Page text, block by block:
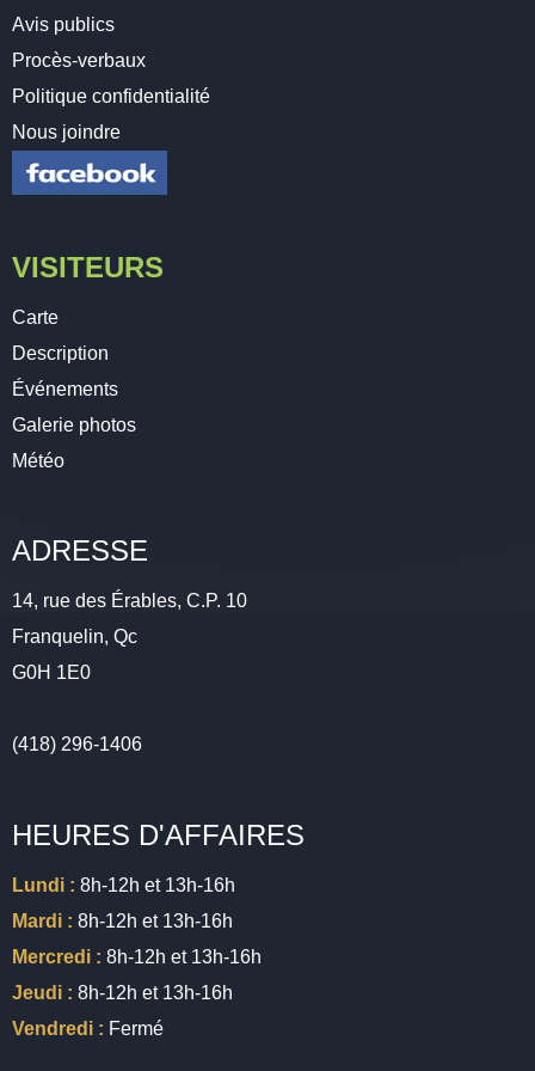
Avis publics
Procès-verbaux
Politique confidentialité
Nous joindre
VISITEURS
Carte
Description
Événements
Galerie photos
Météo
ADRESSE
14, rue des Érables, C.P. 10
Franquelin, Qc
G0H 1E0
(418) 296-1406
HEURES D'AFFAIRES
Lundi : 8h-12h et 13h-16h
Mardi : 8h-12h et 13h-16h
Mercredi : 8h-12h et 13h-16h
Jeudi : 8h-12h et 13h-16h
Vendredi : Fermé